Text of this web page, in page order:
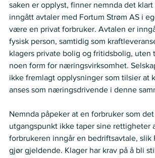
saken er opplyst, finner nemnda det klart
inngått avtaler med Fortum Strøm AS i
være en privat forbruker. Avtalen er
fysisk person, samtidig som
klagers private bolig og fritidsbolig, uten
noen form for næringsvirksomhet.
ikke fremlagt opplysninger som tilsier at
anses som næringsdrivende i denne
Nemnda påpeker at en forbruker som
utgangspunkt ikke taper sine rettigheter
forbrukeren inngår en bedriftsavtale, slik
gjør gjeldende. Klager har krav på å bli